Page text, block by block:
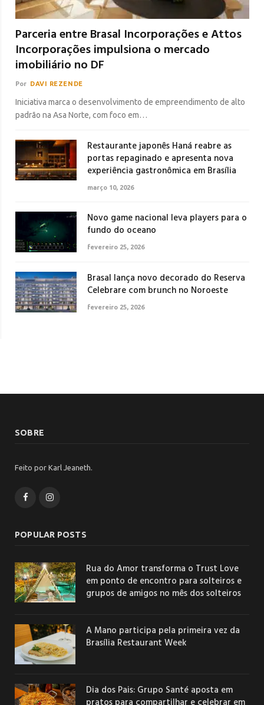
Parceria entre Brasal Incorporações e Attos
Incorporações impulsiona o mercado
imobiliário no DF
Por DAVI REZENDE
Iniciativa marca o desenvolvimento de empreendimento de alto
padrão na Asa Norte, com foco em…
Restaurante japonês Haná reabre as
portas repaginado e apresenta nova
experiência gastronômica em Brasília
março 10, 2026
Novo game nacional leva players para o
fundo do oceano
fevereiro 25, 2026
Brasal lança novo decorado do Reserva
Celebrare com brunch no Noroeste
fevereiro 25, 2026
SOBRE
Feito por Karl Jeaneth.
FacebookInstagram
POPULAR POSTS
Rua do Amor transforma o Trust Love
em ponto de encontro para solteiros e
grupos de amigos no mês dos solteiros
A Mano participa pela primeira vez da
Brasília Restaurant Week
Dia dos Pais: Grupo Santé aposta em